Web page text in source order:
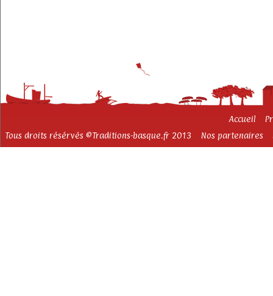
Accueil
Tous droits résérvés ©Traditions-basque.fr 2013
Nos partenaires